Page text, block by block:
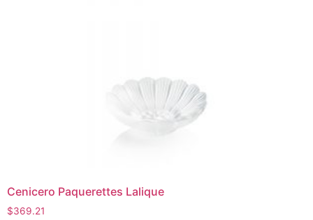
Cenicero Paquerettes Lalique
$369.21